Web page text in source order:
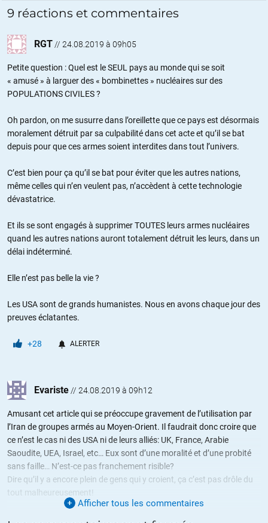
9 réactions et commentaires
RGT // 24.08.2019 à 09h05
Petite question : Quel est le SEUL pays au monde qui se soit
« amusé » à larguer des « bombinettes » nucléaires sur des
POPULATIONS CIVILES ?
Oh pardon, on me susurre dans l’oreillette que ce pays est désormais
moralement détruit par sa culpabilité dans cet acte et qu’il se bat
depuis pour que ces armes soient interdites dans tout l’univers.
C’est bien pour ça qu’il se bat pour éviter que les autres nations,
même celles qui n’en veulent pas, n’accèdent à cette technologie
dévastatrice.
Et ils se sont engagés à supprimer TOUTES leurs armes nucléaires
quand les autres nations auront totalement détruit les leurs, dans un
délai indéterminé.
Elle n’est pas belle la vie ?
Les USA sont de grands humanistes. Nous en avons chaque jour des
preuves éclatantes.
+28 ALERTER
Evariste // 24.08.2019 à 09h12
Amusant cet article qui se préoccupe gravement de l’utilisation par
l’Iran de groupes armés au Moyen-Orient. Il faudrait donc croire que
ce n’est le cas ni des USA ni de leurs alliés: UK, France, Arabie
Saoudite, UEA, Israel, etc… Eux sont d’une moralité et d’une probité
sans faille… N’est-ce pas franchement risible?
Dire qu’il y a encore plein de gens qui y croient, ça c’est pas drôle du
tout malheureusement!
Afficher tous les commentaires